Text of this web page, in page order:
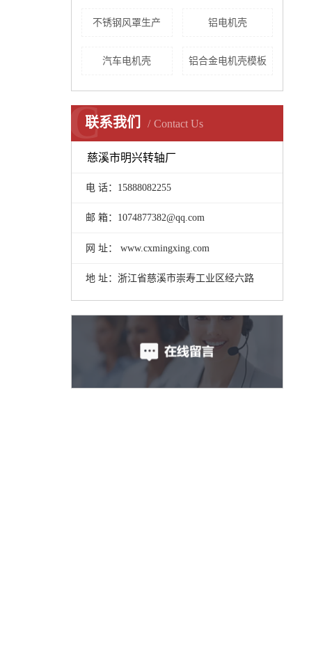
不锈钢风罩生产 铝电机壳
汽车电机壳 铝合金电机壳模板
联系我们 Contact Us
C
慈溪市明兴转轴厂
电 话：15888082255
邮 箱：1074877382@qq.com
网 址： www.cxmingxing.com
地 址：浙江省慈溪市崇寿工业区经六路